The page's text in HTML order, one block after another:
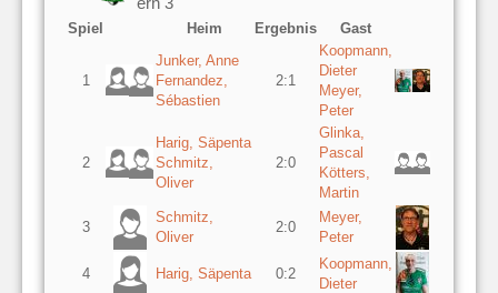
Spiel Heim Ergebnis Gast
1
Junker, Anne
Fernandez,
Sébastien
2:1
Koopmann,
Dieter
Meyer,
Peter
2
Harig, Säpenta
Schmitz,
Oliver
2:0
Glinka,
Pascal
Kötters,
Martin
3
Schmitz,
Oliver
2:0
Meyer,
Peter
4 Harig, Säpenta 0:2
Koopmann,
Dieter